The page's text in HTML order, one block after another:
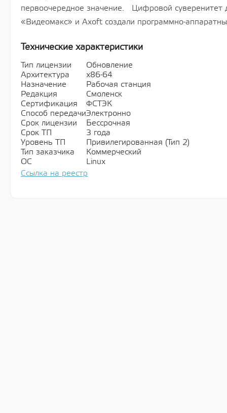
первоочередное значение. Цифровой суверенитет
«Видеомакс» и Axoft создали программно-
Технические характеристики
Тип лицензии
Обновление
Архитектура
х86-64
Назначение
Рабочая станция
Редакция
Смоленск
Сертификация
ФСТЭК
Способ передачиЭлектронно
Срок лицензии
Бессрочная
Срок ТП
3 года
Уровень ТП
Привилегированная (Тип 2)
Тип заказчика
Коммерческий
ОС
Linux
Ссылка на реестр